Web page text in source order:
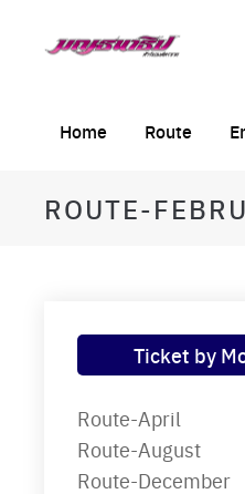
Home Route
ROUTE-
Ticket by
Route-April
Route-August
Route-December